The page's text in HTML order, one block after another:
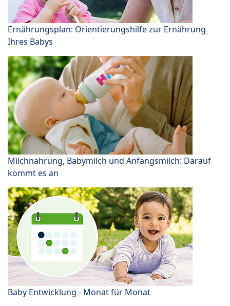
Ernährungsplan: Orientierungshilfe zur Ernährung
Ihres Babys
Milchnahrung, Babymilch und Anfangsmilch: Darauf
kommt es an
Baby Entwicklung - Monat für Monat